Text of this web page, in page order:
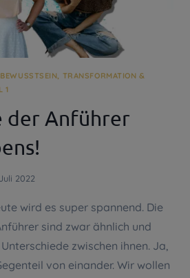
TRANSFORMATION &
1
der Anführer
2022
wird es super spannend. Die
sind zwar ähnlich und
zwischen ihnen. Ja,
von einander. Wir wollen